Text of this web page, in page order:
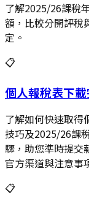
了解2025/26課稅
額，比較分開評稅
定。
📋
個人報稅表下
了解如何快速取得
技巧及2025/26課
驟，助您準時提交
官方渠道與注意事
📋